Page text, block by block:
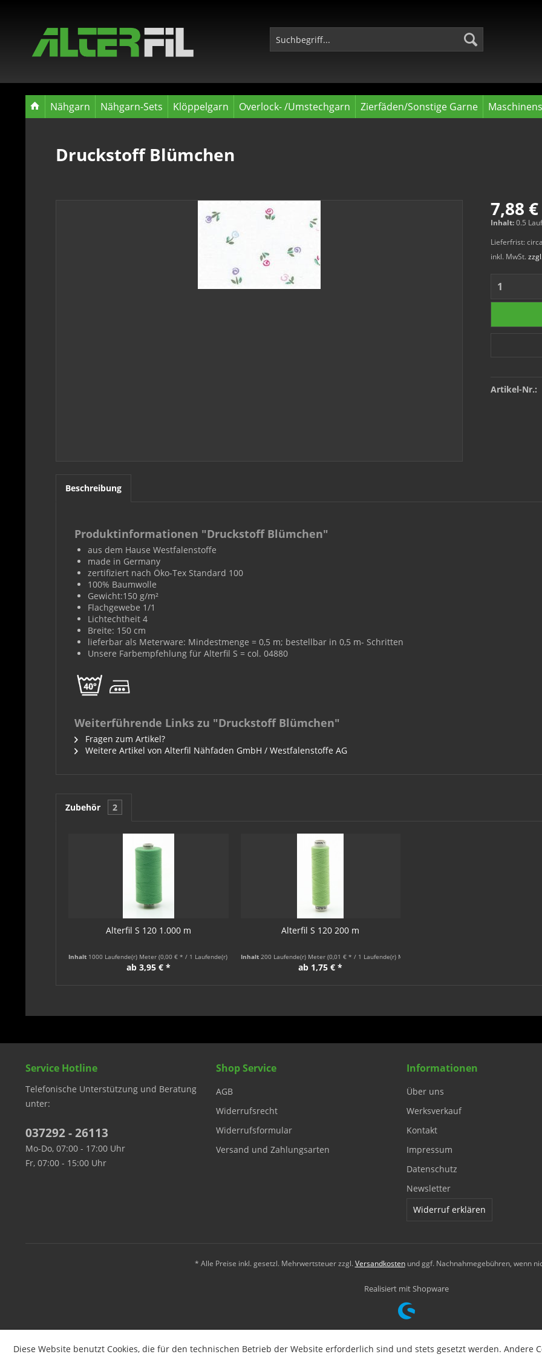
Nähgarn Nähgarn-Sets Klöppelgarn Overlock- /Umstechgarn Zierfäden/Sonstige Garne
Druckstoff Blümchen
7,88
Inhalt:0.5
Lieferfrist:
inkl. MwSt.
Artikel-Nr.:
Beschreibung
Produktinformationen "Druckstoff Blümchen"
aus dem Hause Westfalenstoffe
made in Germany
zertifiziert nach Öko-Tex Standard 100
100% Baumwolle
Gewicht:150 g/m²
Flachgewebe 1/1
Lichtechtheit 4
Breite: 150 cm
lieferbar als Meterware: Mindestmenge = 0,5 m; bestellbar in 0,5 m- Schritten
Unsere Farbempfehlung für Alterfil S = col. 04880
Weiterführende Links zu "Druckstoff Blümchen"
Fragen zum Artikel?
Weitere Artikel von Alterfil Nähfaden GmbH / Westfalenstoffe AG
Zubehör 2
Alterfil S 120 1.000 m
Inhalt 1000 Laufende(r) Meter (0,00 € * / 1 Laufende(r) Meter)
ab 3,95 € *
Alterfil S 120 200 m
Inhalt 200 Laufende(r) Meter (0,01 € * / 1 Laufende(r) Meter)
ab 1,75 € *
Service Hotline
Telefonische Unterstützung und Beratung
unter:
037292 - 26113
Mo-Do, 07:00 - 17:00 Uhr
Fr, 07:00 - 15:00 Uhr
Shop Service
AGB
Widerrufsrecht
Widerrufsformular
Versand und Zahlungsarten
Informationen
Über uns
Werksverkauf
Kontakt
Impressum
Datenschutz
Newsletter
Widerruf erklären
* Alle Preise inkl. gesetzl. Mehrwertsteuer zzgl. Versandkostenund ggf. Nachnahmegebühren, wenn
Realisiert mit Shopware
Diese Website benutzt Cookies, die für den technischen Betrieb der Website erforderlich sind und stets gesetzt werden. Andere